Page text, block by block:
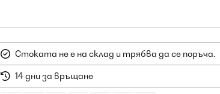
Стоката не е на склад и трябва да се поръча.
14 дни за връщане